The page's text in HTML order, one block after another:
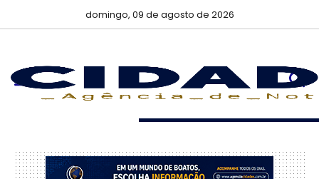
domingo, 09 de agosto de 2026